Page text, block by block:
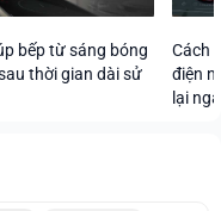
bếp từ sáng bóng
thời gian dài sử
Cách
điện
lại